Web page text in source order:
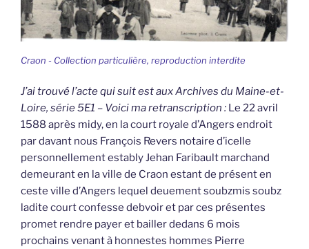
Craon - Collection particulière, reproduction interdite
J’ai trouvé l’acte qui suit est aux Archives du Maine-et-
Loire, série 5E1 – Voici ma retranscription : Le 22 avril
1588 après midy, en la court royale d’Angers endroit
par davant nous François Revers notaire d’icelle
personnellement estably Jehan Faribault marchand
demeurant en la ville de Craon estant de présent en
ceste ville d’Angers lequel deuement soubzmis soubz
ladite court confesse debvoir et par ces présentes
promet rendre payer et bailler dedans 6 mois
prochains venant à honnestes hommes Pierre